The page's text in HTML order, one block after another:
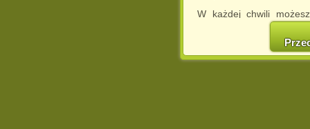
W każdej chwili
cookies w swojej
w naszej
http://chomikuj.pl/